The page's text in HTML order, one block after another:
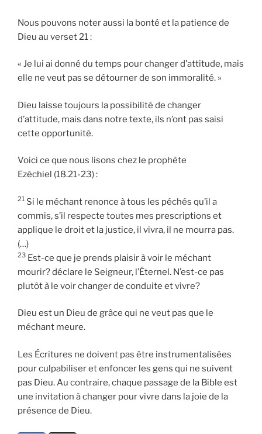
Nous pouvons noter aussi la bonté et la patience de
Dieu au verset 21 :
« Je lui ai donné du temps pour changer d’attitude, mais
elle ne veut pas se détourner de son immoralité. »
Dieu laisse toujours la possibilité de changer
d’attitude, mais dans notre texte, ils n’ont pas saisi
cette opportunité.
Voici ce que nous lisons chez le prophète
Ezéchiel (18.21-23) :
21 Si le méchant renonce à tous les péchés qu’il a
commis, s’il respecte toutes mes prescriptions et
applique le droit et la justice, il vivra, il ne mourra pas.
(…)
23 Est-ce que je prends plaisir à voir le méchant
mourir? déclare le Seigneur, l’Éternel. N’est-ce pas
plutôt à le voir changer de conduite et vivre?
Dieu est un Dieu de grâce qui ne veut pas que le
méchant meure.
Les Écritures ne doivent pas être instrumentalisées
pour culpabiliser et enfoncer les gens qui ne suivent
pas Dieu. Au contraire, chaque passage de la Bible est
une invitation à changer pour vivre dans la joie de la
présence de Dieu.